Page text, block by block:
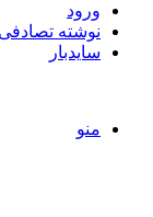
ورود
نوشته تصادفی
سایدبار
منو